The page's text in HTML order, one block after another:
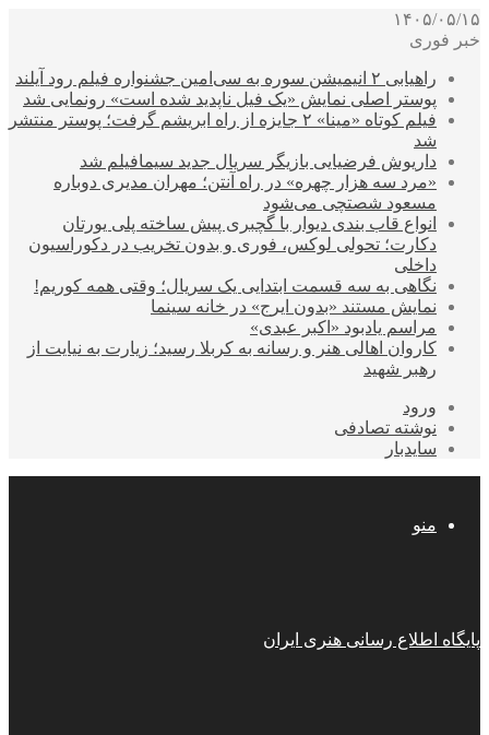
۱۴۰۵/۰۵/۱۵
خبر فوری
راهیابی ۲ انیمیشن سوره به سی‌امین جشنواره فیلم رود آیلند
پوستر اصلی نمایش «یک فیل ناپدید شده است» رونمایی شد
فیلم کوتاه «مینا» ۲ جایزه از راه ابریشم گرفت؛ پوستر منتشر
شد
داریوش فرضیایی بازیگر سریال جدید سیمافیلم شد
«مرد سه هزار چهره» در راه آنتن؛ مهران مدیری دوباره
مسعود شصتچی می‌شود
انواع قاب بندی دیوار با گچبری پیش ساخته پلی یورتان
دکارت؛ تحولی لوکس، فوری و بدون تخریب در دکوراسیون
داخلی
نگاهی به سه قسمت ابتدایی یک سریال؛ وقتی همه کوریم!
نمایش مستند «بدون ایرج» در خانه سینما
مراسم یادبود «اکبر عبدی»
کاروان اهالی هنر و رسانه به کربلا رسید؛ زیارت به نیایت از
رهبر شهید
ورود
نوشته تصادفی
سایدبار
منو
پایگاه اطلاع رسانی هنری ایران